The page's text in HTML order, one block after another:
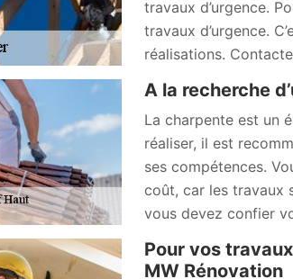
travaux d’urgence.
travaux d’urgence.
réalisations.
A la recherche
La charpente est un
réaliser, il est
ses compétences.
coût, car les travaux
vous devez confier
Pour vos
MW Rénovation